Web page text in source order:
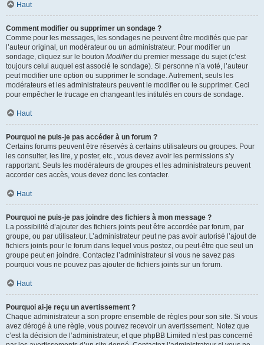
Haut
Comment modifier ou supprimer un sondage ?
Comme pour les messages, les sondages ne peuvent être modifiés que par
l’auteur original, un modérateur ou un administrateur. Pour modifier un
sondage, cliquez sur le bouton Modifierdu premier message du sujet (c’est
toujours celui auquel est associé le sondage). Si personne n’a voté, l’auteur
peut modifier une option ou supprimer le sondage. Autrement, seuls les
modérateurs et les administrateurs peuvent le modifier ou le supprimer. Ceci
pour empêcher le trucage en changeant les intitulés en cours de sondage.
Haut
Pourquoi ne puis-je pas accéder à un forum ?
Certains forums peuvent être réservés à certains utilisateurs ou groupes. Pour
les consulter, les lire, y poster, etc., vous devez avoir les permissions s’y
rapportant. Seuls les modérateurs de groupes et les administrateurs peuvent
accorder ces accès, vous devez donc les contacter.
Haut
Pourquoi ne puis-je pas joindre des fichiers à mon message ?
La possibilité d’ajouter des fichiers joints peut être accordée par forum, par
groupe, ou par utilisateur. L’administrateur peut ne pas avoir autorisé l’ajout de
fichiers joints pour le forum dans lequel vous postez, ou peut-être que seul un
groupe peut en joindre. Contactez l’administrateur si vous ne savez pas
pourquoi vous ne pouvez pas ajouter de fichiers joints sur un forum.
Haut
Pourquoi ai-je reçu un avertissement ?
Chaque administrateur a son propre ensemble de règles pour son site. Si vous
avez dérogé à une règle, vous pouvez recevoir un avertissement. Notez que
c’est la décision de l’administrateur, et que phpBB Limited n’est pas concerné